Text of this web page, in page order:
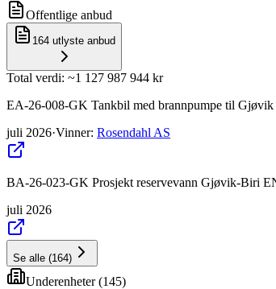
Offentlige anbud
164 utlyste anbud
Total verdi: ~1 127 987 944 kr
EA-26-008-GK Tankbil med brannpumpe til Gjøvik
juli 2026·Vinner: Rosendahl AS
BA-26-023-GK Prosjekt reservevann Gjøvik-Biri
juli 2026
Se alle (164)
Underenheter (145)